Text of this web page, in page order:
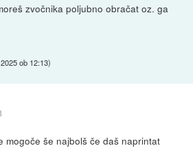
zvočnika poljubno obračat oz. ga
ob 12:13)
mogoče še najbolš če daš naprintat